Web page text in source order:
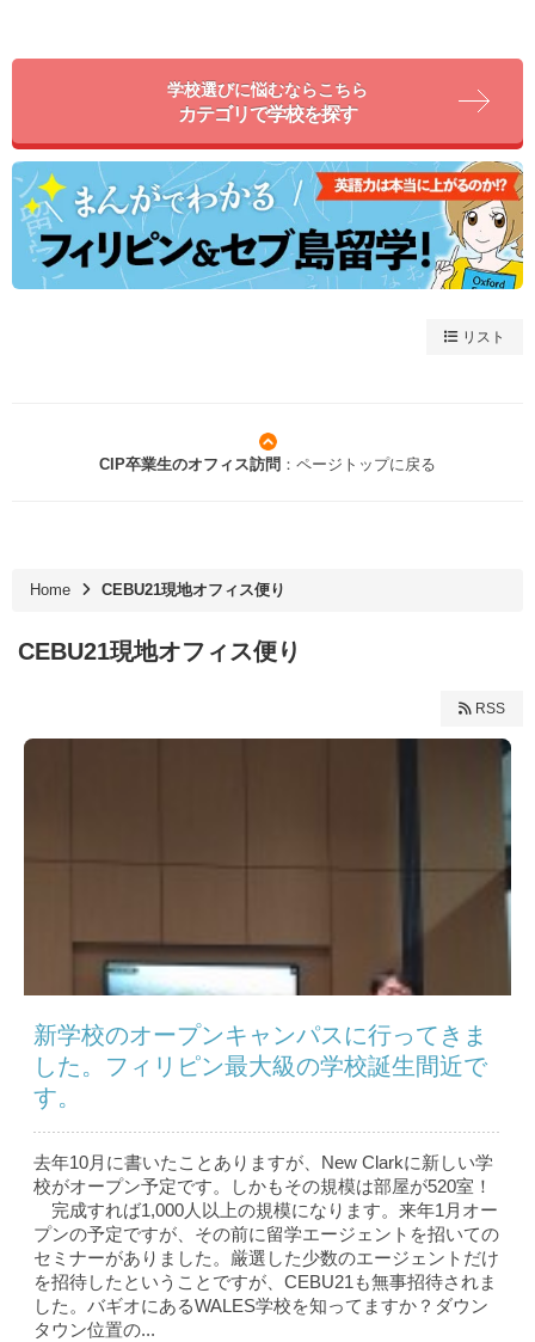
学校選びに悩むならこちら
カテゴリで学校を探す
リスト
CIP卒業生のオフィス訪問 ：ページトップに戻る
Home CEBU21現地オフィス便り
CEBU21現地オフィス便り
RSS
新学校のオープンキャンパスに行ってきま
した。フィリピン最大級の学校誕生間近で
す。
去年10月に書いたことありますが、New Clarkに新しい学
校がオープン予定です。しかもその規模は部屋が520室！
完成すれば1,000人以上の規模になります。来年1月オー
プンの予定ですが、その前に留学エージェントを招いての
セミナーがありました。厳選した少数のエージェントだけ
を招待したということですが、CEBU21も無事招待されま
した。バギオにあるWALES学校を知ってますか？ダウン
タウン位置の...